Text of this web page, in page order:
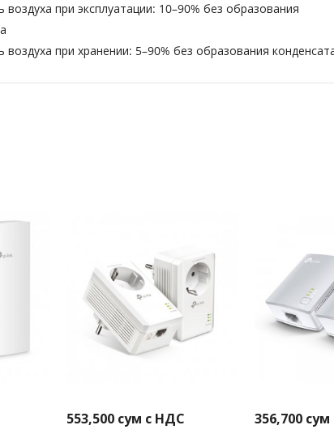
воздуха при эксплуатации: 10–90% без образования
воздуха при хранении: 5–90% без образования
553,500 сум с НДС 356,700